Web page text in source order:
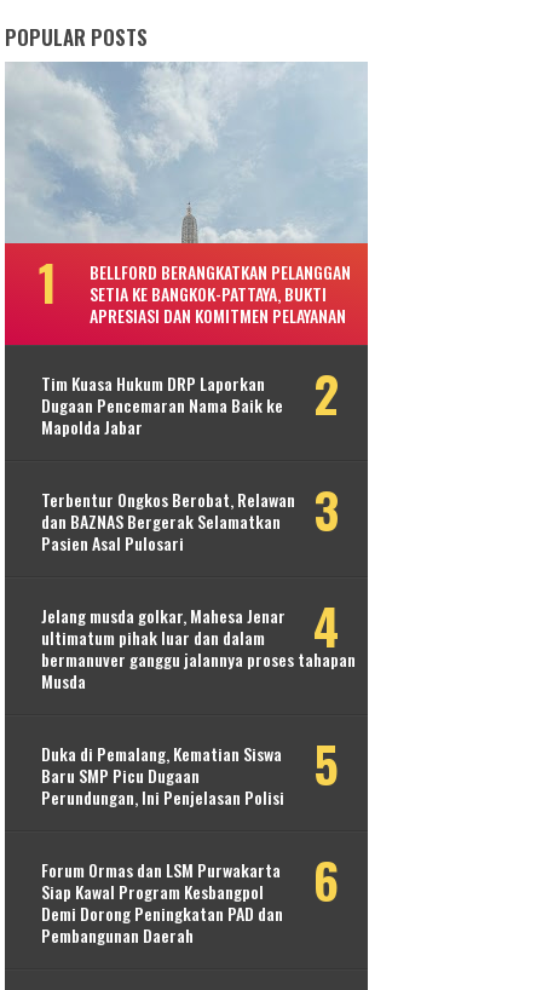
POPULAR POSTS
BELLFORD BERANGKATKAN PELANGGAN
SETIA KE BANGKOK-PATTAYA, BUKTI
APRESIASI DAN KOMITMEN PELAYANAN
Tim Kuasa Hukum DRP Laporkan
Dugaan Pencemaran Nama Baik ke
Mapolda Jabar
Terbentur Ongkos Berobat, Relawan
dan BAZNAS Bergerak Selamatkan
Pasien Asal Pulosari
Jelang musda golkar, Mahesa Jenar
ultimatum pihak luar dan dalam
bermanuver ganggu jalannya proses tahapan
Musda
Duka di Pemalang, Kematian Siswa
Baru SMP Picu Dugaan
Perundungan, Ini Penjelasan Polisi
Forum Ormas dan LSM Purwakarta
Siap Kawal Program Kesbangpol
Demi Dorong Peningkatan PAD dan
Pembangunan Daerah